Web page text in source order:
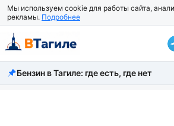
Мы используем cookie для работы сайта,
рекламы. Подробнее
Все новости
Бензин в Тагиле: где есть, где нет